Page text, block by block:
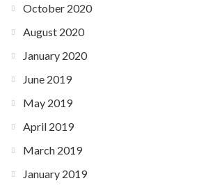
October 2020
August 2020
January 2020
June 2019
May 2019
April 2019
March 2019
January 2019